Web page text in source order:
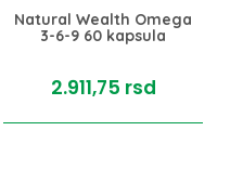
Natural Wealth Omega
3-6-9 60 kapsula
2.911,75 rsd